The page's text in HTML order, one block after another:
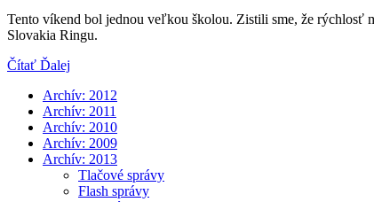
Tento víkend bol jednou veľkou školou. Zistili sme, že rýchlosť
Slovakia Ringu.
Čítať Ďalej
Archív: 2012
Archív: 2011
Archív: 2010
Archív: 2009
Archív: 2013
Tlačové správy
Flash správy